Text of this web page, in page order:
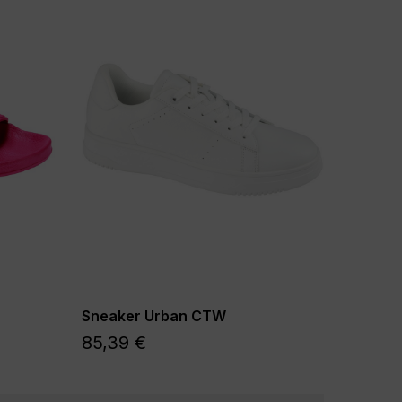
Sneaker Urban CTW
85,39 €